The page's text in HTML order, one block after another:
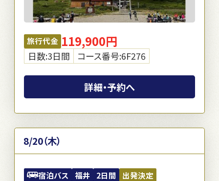
旅行代金 119,900円
日数:3日間 コース番号:6F276
詳細・予約へ
8/20（木）
宿泊バス 福井 2日間
出発決定